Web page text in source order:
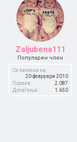
Zaljubena111
Популарен член
Се зачлени на:
20 февруари 2010
Пораки:
2.087
Допаѓања:
1.650